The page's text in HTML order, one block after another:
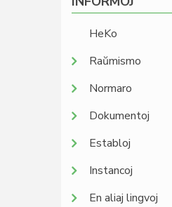
HeKo
Raŭmismo
Normaro
Dokumentoj
Establoj
Instancoj
En aliaj lingvoj